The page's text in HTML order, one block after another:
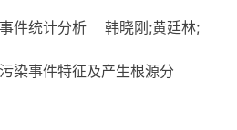
件统计分析 韩晓刚;黄廷林;
染事件特征及产生根源分